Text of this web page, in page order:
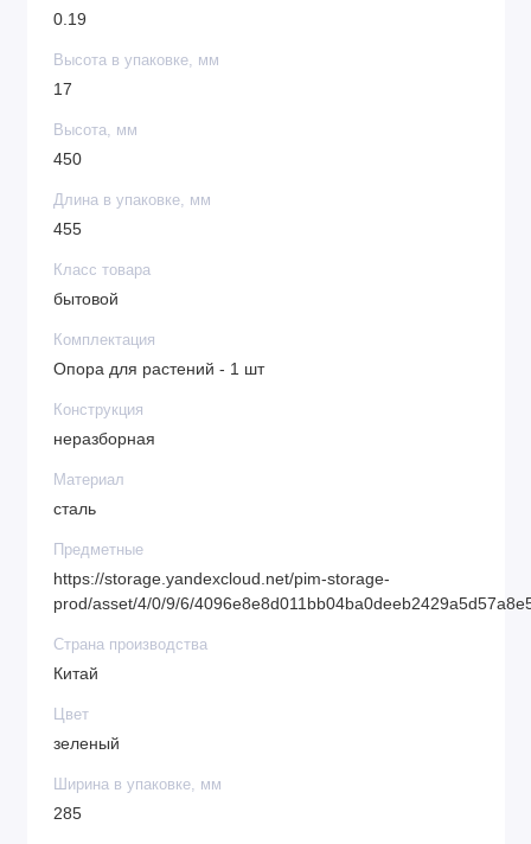
0.19
Высота в упаковке, мм
17
Высота, мм
450
Длина в упаковке, мм
455
Класс товара
бытовой
Комплектация
Опора для растений - 1 шт
Конструкция
неразборная
Материал
сталь
Предметные
https://storage.yandexcloud.net/pim-storage-
prod/asset/4/0/9/6/
Страна производства
Китай
Цвет
зеленый
Ширина в упаковке, мм
285